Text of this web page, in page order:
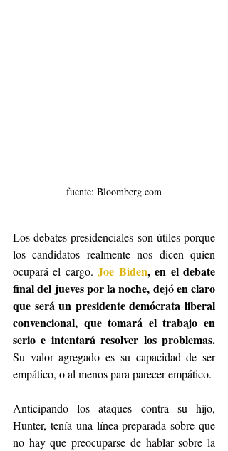
fuente: Bloomberg.com
Los debates presidenciales son útiles porque
los candidatos realmente nos dicen quien
ocupará el cargo. Joe Biden, en el debate
final del jueves por la noche, dejó en claro
que será un presidente demócrata liberal
convencional, que tomará el trabajo en
serio e intentará resolver los problemas.
Su valor agregado es su capacidad de ser
empático, o al menos para parecer empático.
Anticipando los ataques contra su hijo,
Hunter, tenía una línea preparada sobre que
no hay que preocuparse de hablar sobre la